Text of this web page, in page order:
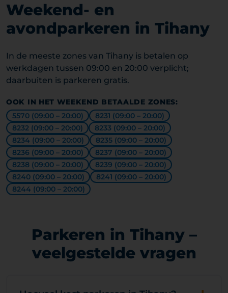
Weekend- en
avondparkeren in Tihany
In de meeste zones van Tihany is betalen op
werkdagen tussen 09:00 en 20:00 verplicht;
daarbuiten is parkeren gratis.
OOK IN HET WEEKEND BETAALDE ZONES:
5570 (09:00 – 20:00)
8231 (09:00 – 20:00)
8232 (09:00 – 20:00)
8233 (09:00 – 20:00)
8234 (09:00 – 20:00)
8235 (09:00 – 20:00)
8236 (09:00 – 20:00)
8237 (09:00 – 20:00)
8238 (09:00 – 20:00)
8239 (09:00 – 20:00)
8240 (09:00 – 20:00)
8241 (09:00 – 20:00)
8244 (09:00 – 20:00)
Parkeren in Tihany –
veelgestelde vragen